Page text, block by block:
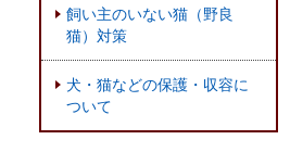
飼い主のいない猫（野良
猫）対策
犬・猫などの保護・収容に
ついて